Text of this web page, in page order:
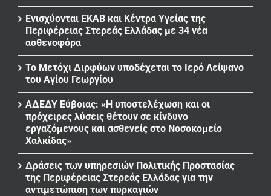
Ενισχύονται ΕΚΑΒ και Κέντρα Υγείας της
Περιφέρειας Στερεάς Ελλάδας με 34 νέα
ασθενοφόρα
Το Μετόχι Διρφύων υποδέχεται το Ιερό Λείψανο
του Αγίου Γεωργίου
ΑΔΕΔΥ Εύβοιας: «Η υποστελέχωση και οι
πρόχειρες λύσεις θέτουν σε κίνδυνο
εργαζόμενους και ασθενείς στο Νοσοκομείο
Χαλκίδας»
Δράσεις των υπηρεσιών Πολιτικής Προστασίας
της Περιφέρειας Στερεάς Ελλάδας για την
αντιμετώπιση των πυρκαγιών